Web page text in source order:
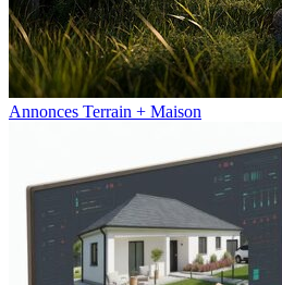
Annonces Terrain + Maison